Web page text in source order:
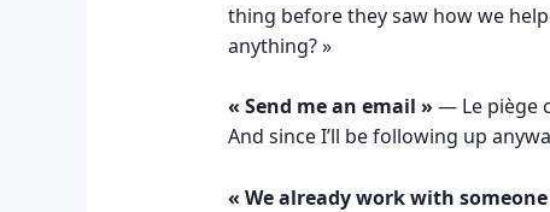
thing before they saw how we
anything? »
« Send me an email » — Le piège
And since I’ll be following up
« We already work with someone